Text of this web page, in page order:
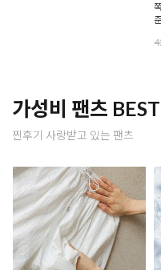
가성비 팬츠 BEST
찐후기 사랑받고 있는 팬츠